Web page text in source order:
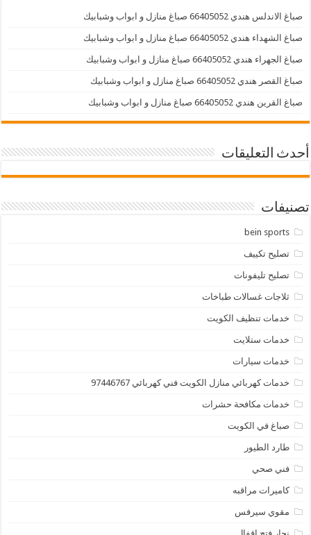
صباغ الاندلس هندي 66405052 صباغ منازل و ابواب وشبابيك
صباغ الشهداء هندي 66405052 صباغ منازل و ابواب وشبابيك
صباغ الجهراء هندي 66405052 صباغ منازل و ابواب وشبابيك
صباغ القصر هندي 66405052 صباغ منازل و ابواب وشبابيك
صباغ القرين هندي 66405052 صباغ منازل و ابواب وشبابيك
أحدث التعليقات
تصنيفات
bein sports
تصليح تكييف
تصليح تليفونات
ثلاجات غسالات طباخات
خدمات تنظيف الكويت
خدمات ستلايت
خدمات سيارات
خدمات كهربائي منازل الكويت فني كهربائي 97446767
خدمات مكافحة حشرات
صباغ في الكويت
طارد الطيور
فني صحي
كاميرات مراقبه
مقوي سيرفس